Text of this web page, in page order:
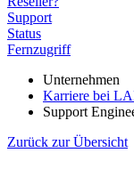
Support
Status
Fernzugriff
Unternehmen
Karriere bei
Support
Zurück zur Übersicht